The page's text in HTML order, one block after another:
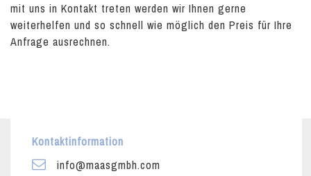
mit uns in Kontakt treten werden wir Ihnen gerne
weiterhelfen und so schnell wie möglich den Preis für Ihre
Anfrage ausrechnen.
Kontaktinformation
info@maasgmbh.com